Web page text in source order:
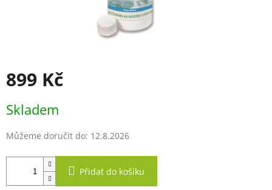
899 Kč
cena:
Skladem
Můžeme doručit do: 12.8.2026
Přidat do košíku